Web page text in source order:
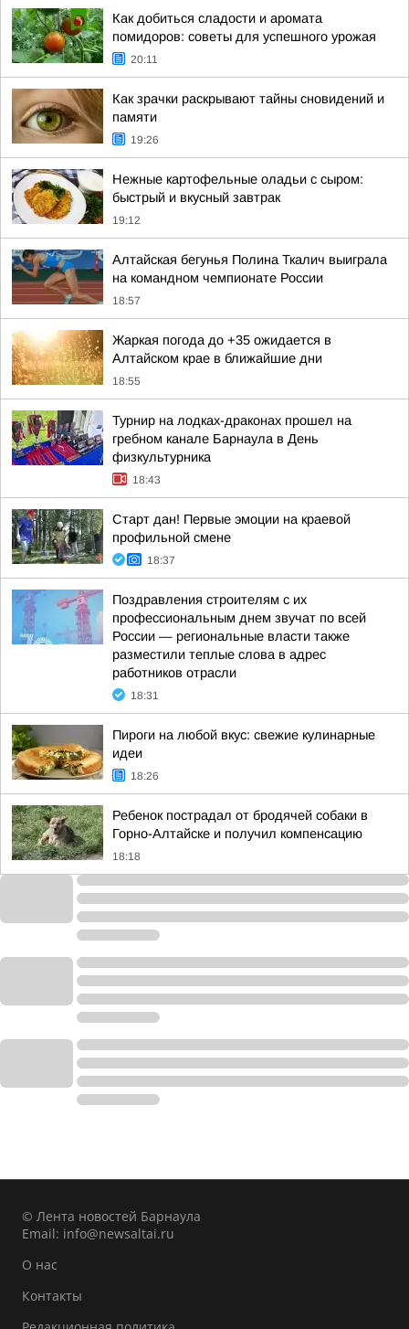
Как добиться сладости и аромата
помидоров: советы для успешного урожая
20:11
Как зрачки раскрывают тайны сновидений и
памяти
19:26
Нежные картофельные оладьи с сыром:
быстрый и вкусный завтрак
19:12
Алтайская бегунья Полина Ткалич выиграла
на командном чемпионате России
18:57
Жаркая погода до +35 ожидается в
Алтайском крае в ближайшие дни
18:55
Турнир на лодках-драконах прошел на
гребном канале Барнаула в День
физкультурника
18:43
Старт дан! Первые эмоции на краевой
профильной смене
18:37
Поздравления строителям с их
профессиональным днем звучат по всей
России — региональные власти также
разместили теплые слова в адрес
работников отрасли
18:31
Пироги на любой вкус: свежие кулинарные
идеи
18:26
Ребенок пострадал от бродячей собаки в
Горно-Алтайске и получил компенсацию
18:18
© Лента новостей Барнаула
Email: info@newsaltai.ru
О нас
Контакты